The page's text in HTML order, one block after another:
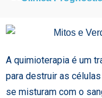
A quimioterapia é um
para destruir as
se misturam com o